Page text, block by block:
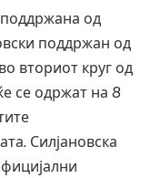
поддржана од
поддржан од
вториот круг од
се одржат на 8
Силјановска